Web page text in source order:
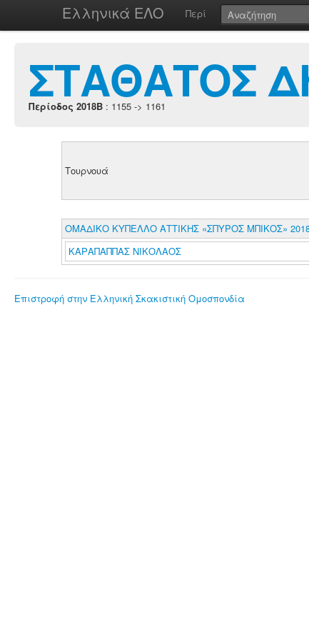
Ελληνικά ΕΛΟ Περί
ΣΤΑΘΑΤΟΣ
Περίοδος 2018B : 1155 -> 1161
Τουρνουά
ΟΜΑΔΙΚΟ ΚΥΠΕΛΛΟ ΑΤΤΙΚΗΣ «ΣΠΥΡΟΣ ΜΠΙΚΟΣ»
ΚΑΡΑΠΑΠΠΑΣ ΝΙΚΟΛΑΟΣ
Επιστροφή στην Ελληνική Σκακιστική Ομοσπονδία